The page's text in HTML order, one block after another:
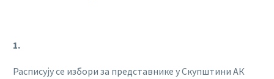
1.
Расписују се избори за представнике у Скупштини АК